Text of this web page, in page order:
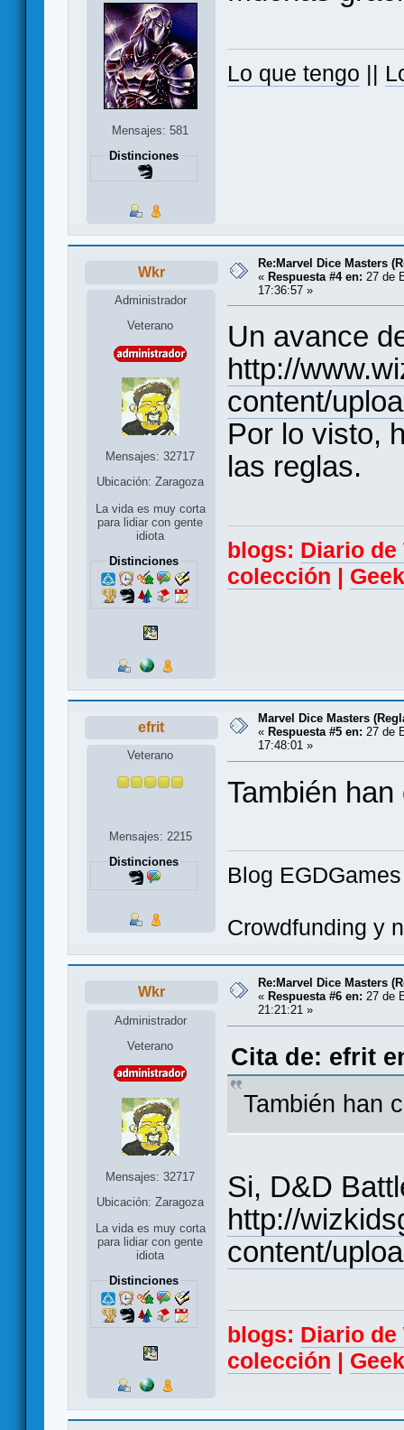
Mensajes: 581
Distinciones
Lo que tengo
Wkr
Administrador
Veterano
Mensajes: 32717
Ubicación: Zaragoza
La vida es muy corta
para lidiar con gente
idiota
Distinciones
Re:Marvel Dice Masters
« Respuesta #4 en: 27 de
17:36:57 »
Un avance
http://
content/
Por lo visto,
las reglas.
blogs: Diario
colección |
efrit
Veterano
Mensajes: 2215
Distinciones
Marvel Dice Masters
« Respuesta #5 en: 27 de
17:48:01 »
También
Blog
Crowdfunding y
Wkr
Administrador
Veterano
Mensajes: 32717
Ubicación: Zaragoza
La vida es muy corta
para lidiar con gente
idiota
Distinciones
Re:Marvel Dice Masters
« Respuesta #6 en: 27 de
21:21:21 »
Cita de: efrit
También han
Si, D&D
http://
content/
blogs: Diario
colección